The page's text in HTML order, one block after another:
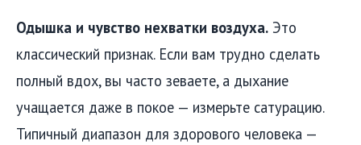
Одышка и чувство нехватки воздуха. Это
классический признак. Если вам трудно сделать
полный вдох, вы часто зеваете, а дыхание
учащается даже в покое — измерьте сатурацию.
Типичный диапазон для здорового человека —